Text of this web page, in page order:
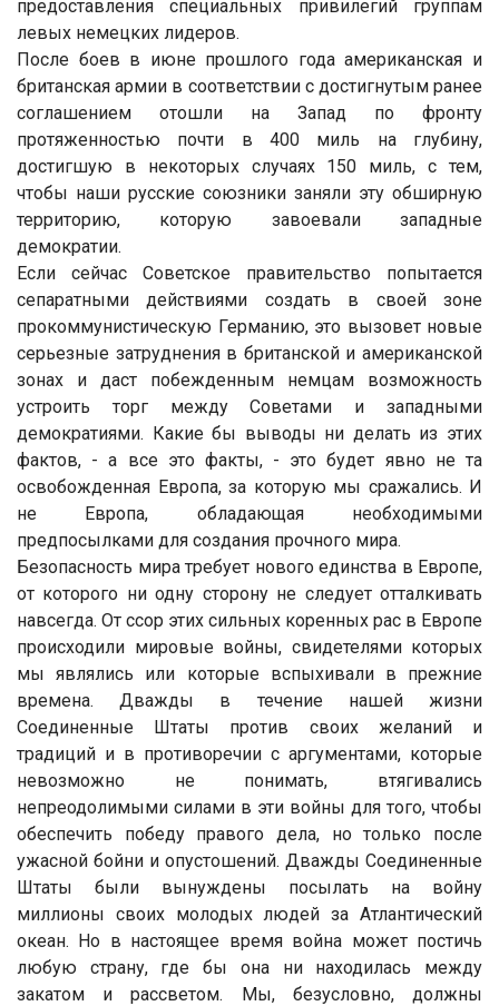
предоставления специальных привилегий группам
левых немецких лидеров.
После боев в июне прошлого года американская и
британская армии в соответствии с достигнутым ранее
соглашением отошли на Запад по фронту
протяженностью почти в 400 миль на глубину,
достигшую в некоторых случаях 150 миль, с тем,
чтобы наши русские союзники заняли эту обширную
территорию, которую завоевали западные
демократии.
Если сейчас Советское правительство попытается
сепаратными действиями создать в своей зоне
прокоммунистическую Германию, это вызовет новые
серьезные затруднения в британской и американской
зонах и даст побежденным немцам возможность
устроить торг между Советами и западными
демократиями. Какие бы выводы ни делать из этих
фактов, - а все это факты, - это будет явно не та
освобожденная Европа, за которую мы сражались. И
не Европа, обладающая необходимыми
предпосылками для создания прочного мира.
Безопасность мира требует нового единства в Европе,
от которого ни одну сторону не следует отталкивать
навсегда. От ссор этих сильных коренных рас в Европе
происходили мировые войны, свидетелями которых
мы являлись или которые вспыхивали в прежние
времена. Дважды в течение нашей жизни
Соединенные Штаты против своих желаний и
традиций и в противоречии с аргументами, которые
невозможно не понимать, втягивались
непреодолимыми силами в эти войны для того, чтобы
обеспечить победу правого дела, но только после
ужасной бойни и опустошений. Дважды Соединенные
Штаты были вынуждены посылать на войну
миллионы своих молодых людей за Атлантический
океан. Но в настоящее время война может постичь
любую страну, где бы она ни находилась между
закатом и рассветом. Мы, безусловно, должны